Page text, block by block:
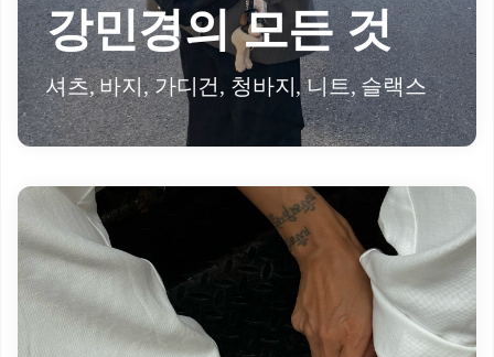
강민경의 모든 것
셔츠, 바지, 가디건, 청바지, 니트, 슬랙스